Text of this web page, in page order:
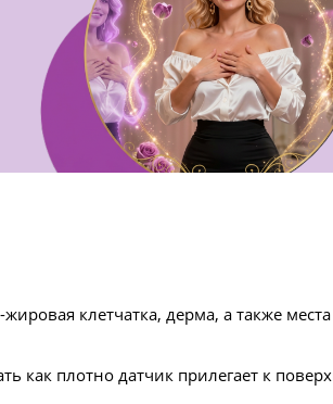
клетчатка, дерма, а также
как плотно датчик прилегает к